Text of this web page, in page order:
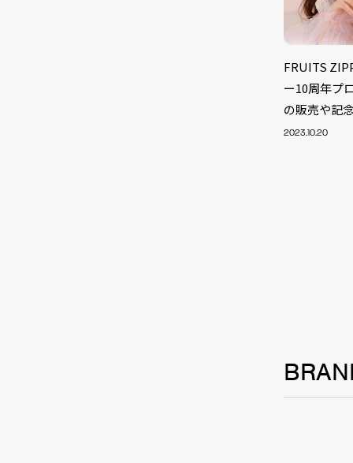
FRUITS
ー10周年プ
の販売や記
2023.10.20
ABOUT